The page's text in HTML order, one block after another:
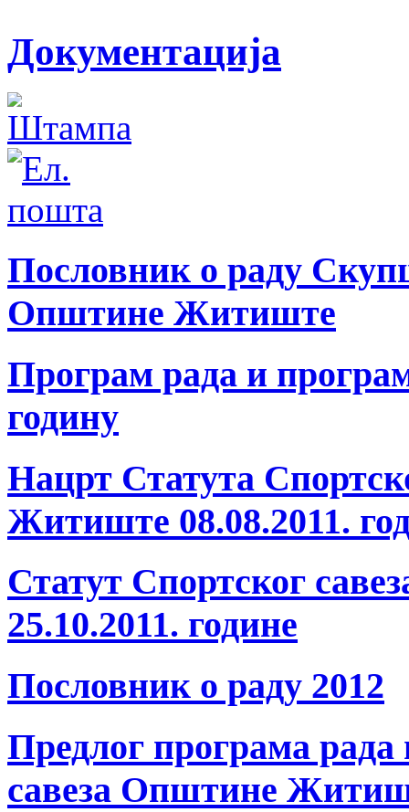
Документација
Пословник о раду
Општине Житиште
Програм рада и
годину
Нацрт Статута
Житиште 08.08.2011.
Статут Спортског
25.10.2011. године
Пословник о раду 2012
Предлог програма рада
савеза Општине